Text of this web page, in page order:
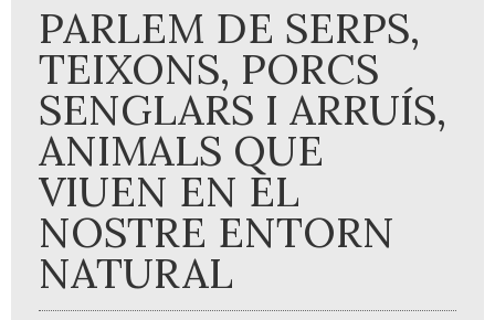
PARLEM DE SERPS,
TEIXONS, PORCS
SENGLARS I ARRUÍS,
ANIMALS QUE
VIUEN EN EL
NOSTRE ENTORN
NATURAL